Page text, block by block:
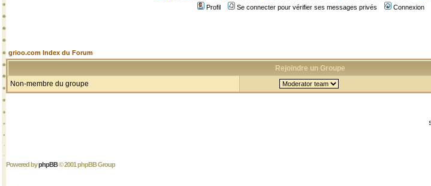
Profil
Se connecter pour vérifier ses messages privés Connexion
grioo.com Index du Forum
Rejoindre un Groupe
Non-membre du groupe
Powered byphpBB© 2001 phpBB Group